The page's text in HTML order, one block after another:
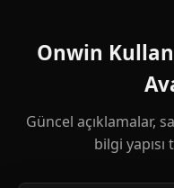
Onwin
Güncel açıklamalar,
bilgi